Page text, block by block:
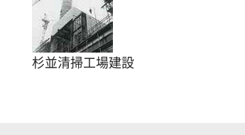
杉並清掃工場建設